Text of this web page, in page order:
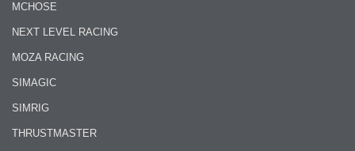
MCHOSE
NEXT LEVEL RACING
MOZA RACING
SIMAGIC
SIMRIG
THRUSTMASTER